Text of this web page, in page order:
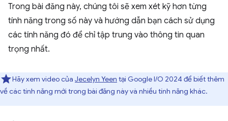
Trong bài đăng này, chúng tôi sẽ xem xét kỹ hơn từng
tính năng trong số này và hướng dẫn bạn cách sử dụng
các tính năng đó để chỉ tập trung vào thông tin quan
trọng nhất.
Hãy xem video của Jecelyn Yeen tại Google I/O 2024 để biết thêm
về các tính năng mới trong bài đăng này và nhiều tính năng khác.